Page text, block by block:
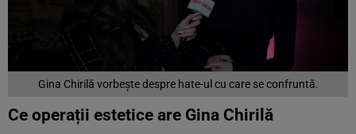
Gina Chirilă vorbește despre hate-ul cu care se confruntă.
Ce operații estetice are Gina Chirilă